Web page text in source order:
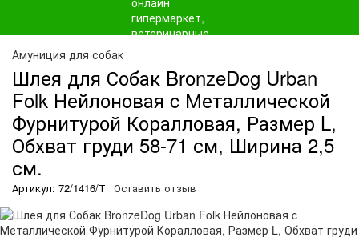
Амуниция для собак
Шлея для Собак BronzeDog Urban
Folk Нейлоновая c Металлической
Фурнитурой Коралловая, Размер L,
Обхват груди 58-71 см, Ширина 2,5
см.
Артикул: 72/1416/Т Оставить отзыв